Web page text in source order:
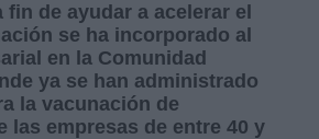
fin de ayudar a acelerar el
se ha incorporado al
en la Comunidad
ya se han administrado
la vacunación de
las empresas de entre 40 y